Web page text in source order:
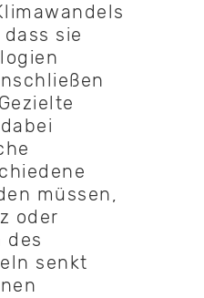
sie
müssen,
oder
des
senkt